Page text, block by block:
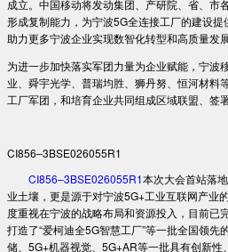
成立。中国移动将发动集团、产研院、省、市
形成复制能力，为宁波5G全连接工厂的建设提
助力更多宁波企业实现数智化转型和高质量发展
为进一步加快落实军团力量为企业赋能，宁波
业、舜宇光学、普瑞均胜、狮丹努、恒河材料
工厂军团，和培育企业共同组成区域联盟、签
CI856–3BSE026055R1
CI856–3BSE026055R1本次大会首站落
业土壤，更是源于对宁波5G+工业互联网产业
度重视在宁波的战略布局和资源投入，目前已
打造了“爱柯迪全5G智慧工厂”等一批全国领
储、5G+机器视觉、5G+AR等一批具有创新